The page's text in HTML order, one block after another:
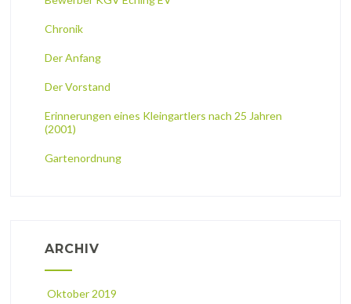
Chronik
Der Anfang
Der Vorstand
Erinnerungen eines Kleingartlers nach 25 Jahren
(2001)
Gartenordnung
ARCHIV
Oktober 2019